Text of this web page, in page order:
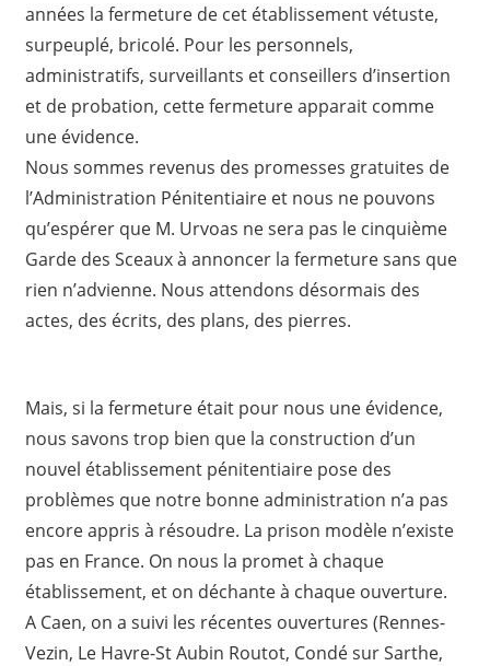
années la fermeture de cet établissement vétuste,
surpeuplé, bricolé. Pour les personnels,
administratifs, surveillants et conseillers d’insertion
et de probation, cette fermeture apparait comme
une évidence.
Nous sommes revenus des promesses gratuites de
l’Administration Pénitentiaire et nous ne pouvons
qu’espérer que M. Urvoas ne sera pas le cinquième
Garde des Sceaux à annoncer la fermeture sans que
rien n’advienne. Nous attendons désormais des
actes, des écrits, des plans, des pierres.
Mais, si la fermeture était pour nous une évidence,
nous savons trop bien que la construction d’un
nouvel établissement pénitentiaire pose des
problèmes que notre bonne administration n’a pas
encore appris à résoudre. La prison modèle n’existe
pas en France. On nous la promet à chaque
établissement, et on déchante à chaque ouverture.
A Caen, on a suivi les récentes ouvertures (Rennes-
Vezin, Le Havre-St Aubin Routot, Condé sur Sarthe,